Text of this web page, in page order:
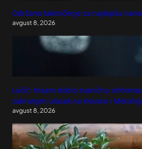
Održano takmičenje za najlepšu
avgust 8, 2026
Lučić: Nisam dobio zvaničnu
zabranjen ulazak na Kosovo i
avgust 8, 2026